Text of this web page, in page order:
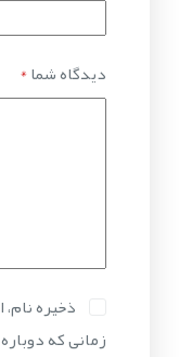
دیدگاه شما*
ذخیره
زمانی که